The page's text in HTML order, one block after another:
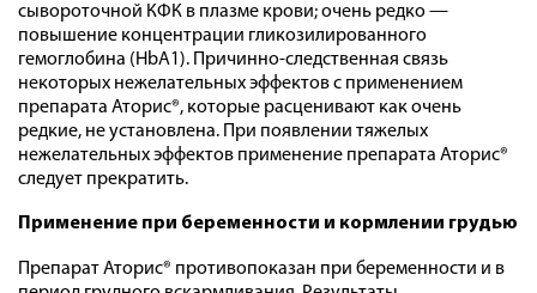
сывороточной КФК в плазме крови; очень редко —
повышение концентрации гликозилированного
гемоглобина (HbА1). Причинно-следственная связь
некоторых нежелательных эффектов с применением
препарата Аторис®, которые расценивают как очень
редкие, не установлена. При появлении тяжелых
нежелательных эффектов применение препарата Аторис®
следует прекратить.
Применение при беременности и кормлении грудью
Препарат Аторис® противопоказан при беременности и в